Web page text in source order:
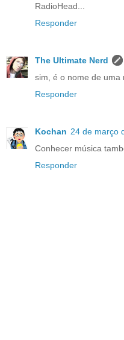
RadioHead...
Responder
The Ultimate Nerd
sim, é o nome de uma
Responder
Kochan 24 de março
Conhecer música
Responder